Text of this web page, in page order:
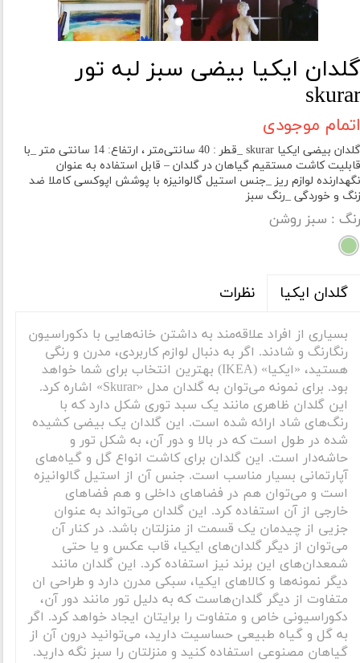
گلدان ایکیا بیضی سبز لبه تور
skurar
اتمام موجودی
گلدان بیضی ایکیا skurar _قطر : 40 سانتی‌متر ، ارتفاع: 14 سانتی متر _با
قابلیت کاشت مستقیم گیاهان در گلدان – قابل استفاده به عنوان
نگهدارنده لوازم ریز _جنس استیل گالوانیزه با پوشش اپوکسی کاملا ضد
زنگ و خوردگی _رنگ سبز
رنگ : سبز روشن
گلدان ایکیا نظرات
بسیاری از افراد علاقه‌مند به داشتن خانه‌هایی با دکوراسیون
رنگارنگ و شادند. اگر به دنبال لوازم کاربردی، مدرن و رنگی
هستید، «ایکیا» (IKEA) بهترین انتخاب برای شما خواهد
بود. برای نمونه می‌توان به گلدان مدل «Skurar» اشاره کرد.
این گلدان ظاهری مانند یک سبد توری شکل دارد که با
رنگ‌های شاد ارائه شده است. این گلدان یک بیضی کشیده
شده در طول است که در بالا و دور آن، به شکل تور و
حاشه‌دار است. این گلدان برای کاشت انواع گل و گیاه‌های
آپارتمانی بسیار مناسب است. جنس آن از استیل گالوانیزه
است و می‌توان هم در فضاهای داخلی و هم فضاهای
خارجی از آن استفاده کرد. این گلدان می‌تواند به عنوان
جزیی از چیدمان یک قسمت از منزلتان باشد. در کنار آن
می‌توان از دیگر گلدان‌های ایکیا، قاب عکس و یا حتی
شمعدان‌های این برند نیز استفاده کرد. این گلدان مانند
دیگر نمونه‌ها و کالاهای ایکیا، سبکی مدرن دارد و طراحی ان
متفاوت از دیگر گلدان‌هاست که به دلیل تور مانند دور آن،
دکوراسیونی خاص و متفاوت را برایتان ایجاد خواهد کرد. اگر
به گل و گیاه طبیعی حساسیت دارید، می‌توانید درون آن از
گیاهان مصنوعی استفاده کنید و منزلتان را سبز نگه‌ دارید.